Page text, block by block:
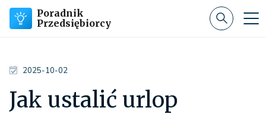
Poradnik
Przedsiębiorcy
2025-10-02
Jak ustalić urlop